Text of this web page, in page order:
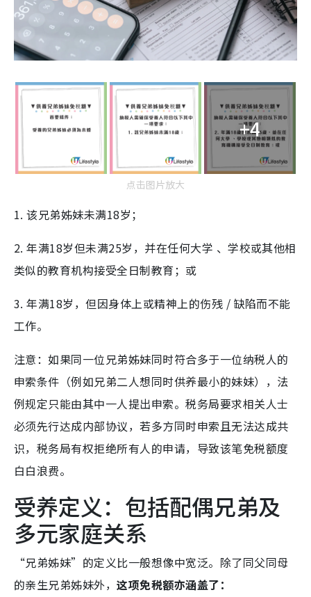
+4
点击图片放大
1. 该兄弟姊妹未满18岁；
2. 年满18岁但未满25岁，并在任何大学 、学校或其他相
类似的教育机构接受全日制教育；或
3. 年满18岁，但因身体上或精神上的伤残 / 缺陷而不能
工作。
注意：如果同一位兄弟姊妹同时符合多于一位纳税人的
申索条件（例如兄弟二人想同时供养最小的妹妹），法
例规定只能由其中一人提出申索。税务局要求相关人士
必须先行达成内部协议，若多方同时申索且无法达成共
识，税务局有权拒绝所有人的申请，导致该笔免税额度
白白浪费。
受养定义：包括配偶兄弟及
多元家庭关系
“兄弟姊妹”的定义比一般想像中宽泛。除了同父同母
的亲生兄弟姊妹外，这项免税额亦涵盖了：